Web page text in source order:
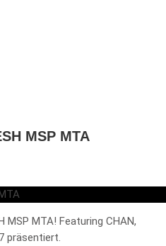
MSP MTA
MSP MTA! Featuring CHAN,
präsentiert.